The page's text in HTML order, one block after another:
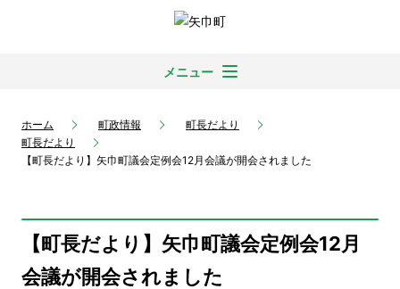
メニュー
ホーム 町政情報
町長だより
町長だより
【町長だより】矢巾町議会定例会12月会議が開会されました
【町長だより】矢巾町議会定例会12月
会議が開会されました